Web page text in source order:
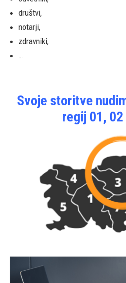
društvi,
notarji,
zdravniki,
…
Svoje storitve
regij 01, 02